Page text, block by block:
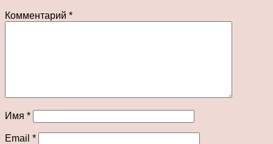
Комментарий *
Имя *
Email *